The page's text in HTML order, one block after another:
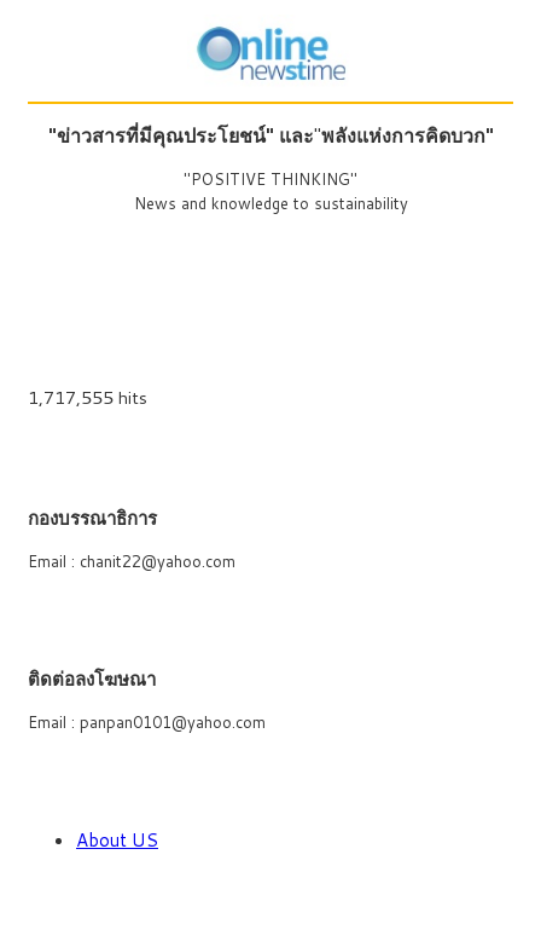
"ข่าวสารที่มีคุณประโยชน์" และ"พลังแห่งการคิดบวก"
"POSITIVE THINKING"
News and knowledge to sustainability
1,717,555 hits
กองบรรณาธิการ
Email : chanit22@yahoo.com
ติดต่อลงโฆษณา
Email : panpan0101@yahoo.com
About US